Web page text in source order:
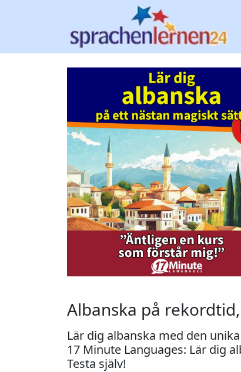
Albanska på
Lär dig albanska med den
17 Minute Languages: Lär dig
Testa själv!